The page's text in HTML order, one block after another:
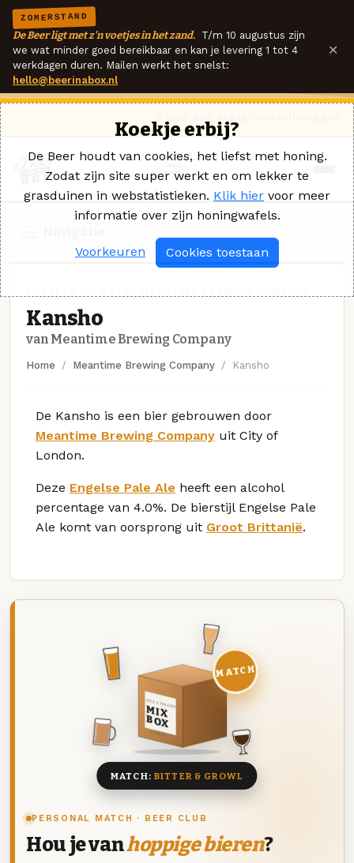
ZOMERSTAND
De Beer ligt met z'n voetjes in het zand. T/m 10 augustus zijn
we wat minder goed bereikbaar en kan je levering 1 tot 4
werkdagen duren. Mailen werkt het snelst:
hello@beerinabox.nl
×
Kansho
van Meantime Brewing Company
Home Meantime Brewing Company Kansho
De Kansho is een bier gebrouwen door
Meantime Brewing Company uit City of
London.
Deze Engelse Pale Ale heeft een alcohol
percentage van 4.0%. De bierstijl Engelse Pale
Ale komt van oorsprong uit Groot Brittanië.
PERSONAL MATCH · BEER CLUB
Hou je vanhoppige bieren?
DEZE MAAND
MIX
BOX
8 BIEREN
MATCH
MATCH: BITTER & GROWL
Koekje erbij?
De Beer houdt van cookies, het liefst met honing.
Zodat zijn site super werkt en om lekker te
grasduinen in webstatistieken. Klik hier voor meer
informatie over zijn honingwafels.
Voorkeuren Cookies toestaan